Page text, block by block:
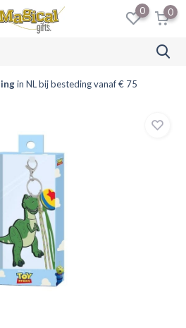
0 0
in NL bij besteding vanaf € 75